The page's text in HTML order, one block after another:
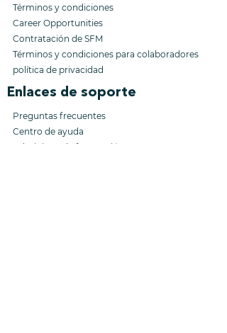
Términos y condiciones
Career Opportunities
Contratación de SFM
Términos y condiciones para colaboradores
política de privacidad
Enlaces de soporte
Preguntas frecuentes
Centro de ayuda
Administrar la facturación